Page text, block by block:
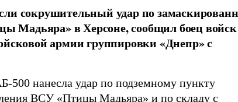
сокрушительный удар по
Мадьяра» в Херсоне, сообщил боец войск
армии группировки «Днепр» с
нанесла удар по подземному пункту
ВСУ «Птицы Мадьяра» и по складу с